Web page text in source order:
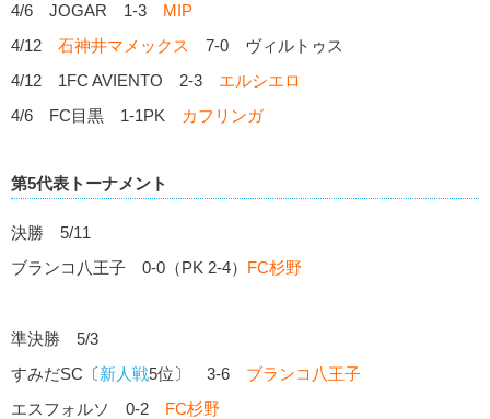
4/6 JOGAR 1-3 MIP
4/12 石神井マメックス
7-0 ヴィルトゥス
4/12 1FC AVIENTO 2-3 エルシエロ
4/6 FC目黒 1-1PK
カフリンガ
第5代表トーナメント
決勝 5/11
ブランコ八王子 0-0（PK 2-4） FC杉野
準決勝 5/3
すみだSC〔新人戦5位〕 3-6 ブランコ八王子
エスフォルソ 0-2 FC杉野